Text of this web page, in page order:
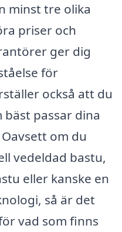
minst tre olika
priser och
ger dig
för
också att du
passar dina
om du
vedeldad bastu,
eller kanske en
så är det
vad som finns